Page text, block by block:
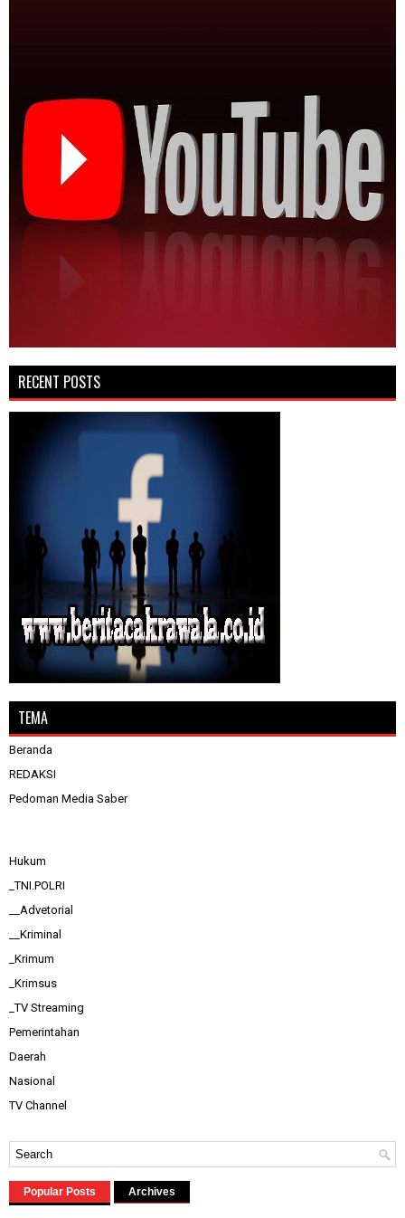
RECENT POSTS
TEMA
Beranda
REDAKSI
Pedoman Media Saber
Hukum
_TNI.POLRI
__Advetorial
__Kriminal
_Krimum
_Krimsus
_TV Streaming
Pemerintahan
Daerah
Nasional
TV Channel
Popular Posts Archives